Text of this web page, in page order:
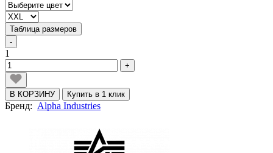
Таблица размеров
-
1
+
В КОРЗИНУ Купить в 1 клик
Бренд: Alpha Industries